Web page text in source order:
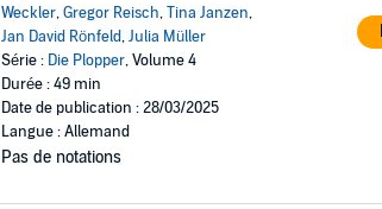
Weckler,Gregor Reisch,Tina Janzen,
Jan David Rönfeld,Julia Müller
Série : Die Plopper, Volume 4
Durée : 49 min
Date de publication : 28/03/2025
Langue : Allemand
Pas de notations